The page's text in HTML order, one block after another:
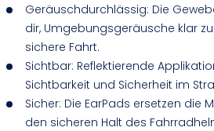
Geräuschdurchlässig: Die
dir, Umgebungsgeräusche klar
sichere Fahrt.
Sichtbar: Reflektierende
Sichtbarkeit und Sicherheit im
Sicher: Die EarPads ersetzen die
den sicheren Halt des